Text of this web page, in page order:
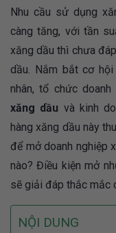
Nhu cầu sử dụng
càng tăng, với tần
xăng dầu thì chưa
dầu. Nắm bắt cơ
nhân, tổ chức
xăng dầu và kinh
hàng xăng dầu này
để mở doanh nghiệp
nào? Điều kiện mở
sẽ giải đáp thắc mắc
NỘI DUNG